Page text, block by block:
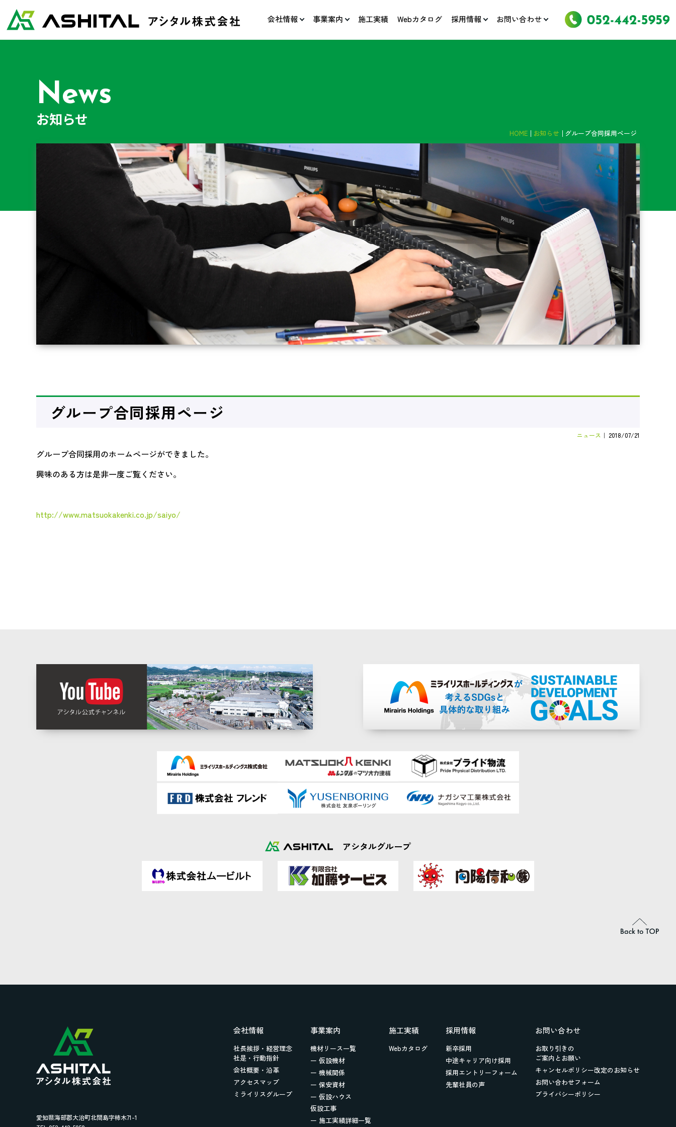
会社情報 事業案内 施工実績 Webカタログ 採用情報 お問い合わせ
News
お知らせ
HOME お知らせ グループ合同採用ページ
グループ合同採用ページ
ニュース ｜ 2018/07/21
グループ合同採用のホームページができました。
興味のある方は是非一度ご覧ください。
http://www.matsuokakenki.co.jp/saiyo/
アシタルグループ
愛知県海部郡大治町北間島字柿木71-1
会社情報
社長挨拶・経営理念
社是・行動指針
会社概要・沿革
アクセスマップ
ミライリスグループ
事業案内
機材リース一覧
ー 仮設機材
ー 機械関係
ー 保安資材
ー 仮設ハウス
仮設工事
ー 施工実績詳細一覧
施工実績
Webカタログ
採用情報
新卒採用
中途キャリア向け採用
採用エントリーフォーム
先輩社員の声
お問い合わせ
お取り引きの
ご案内とお願い
キャンセルポリシー改定のお知らせ
お問い合わせフォーム
プライバシーポリシー